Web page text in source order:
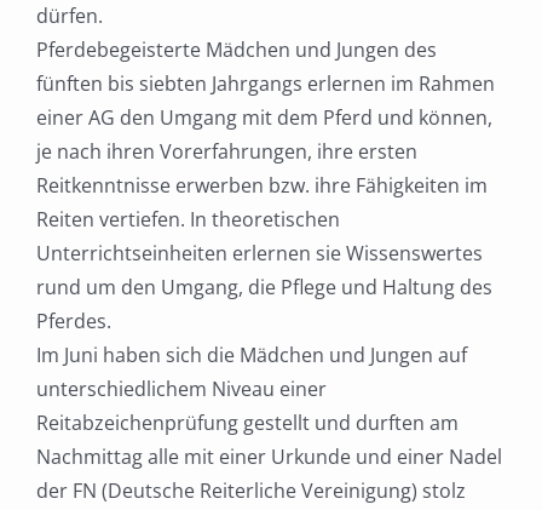
dürfen.
Pferdebegeisterte Mädchen und Jungen des
fünften bis siebten Jahrgangs erlernen im Rahmen
einer AG den Umgang mit dem Pferd und können,
je nach ihren Vorerfahrungen, ihre ersten
Reitkenntnisse erwerben bzw. ihre Fähigkeiten im
Reiten vertiefen. In theoretischen
Unterrichtseinheiten erlernen sie Wissenswertes
rund um den Umgang, die Pflege und Haltung des
Pferdes.
Im Juni haben sich die Mädchen und Jungen auf
unterschiedlichem Niveau einer
Reitabzeichenprüfung gestellt und durften am
Nachmittag alle mit einer Urkunde und einer Nadel
der FN (Deutsche Reiterliche Vereinigung) stolz